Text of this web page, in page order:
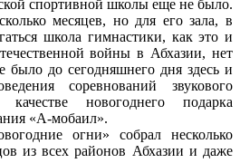
спортивной школы еще не было.
месяцев, но для его зала, в
школа гимнастики, как это и
войны в Абхазии, нет
было до сегодняшнего дня здесь и
соревнований звукового
новогоднего подарка
«А-мобаил».
огни» собрал несколько
из всех районов Абхазии и даже